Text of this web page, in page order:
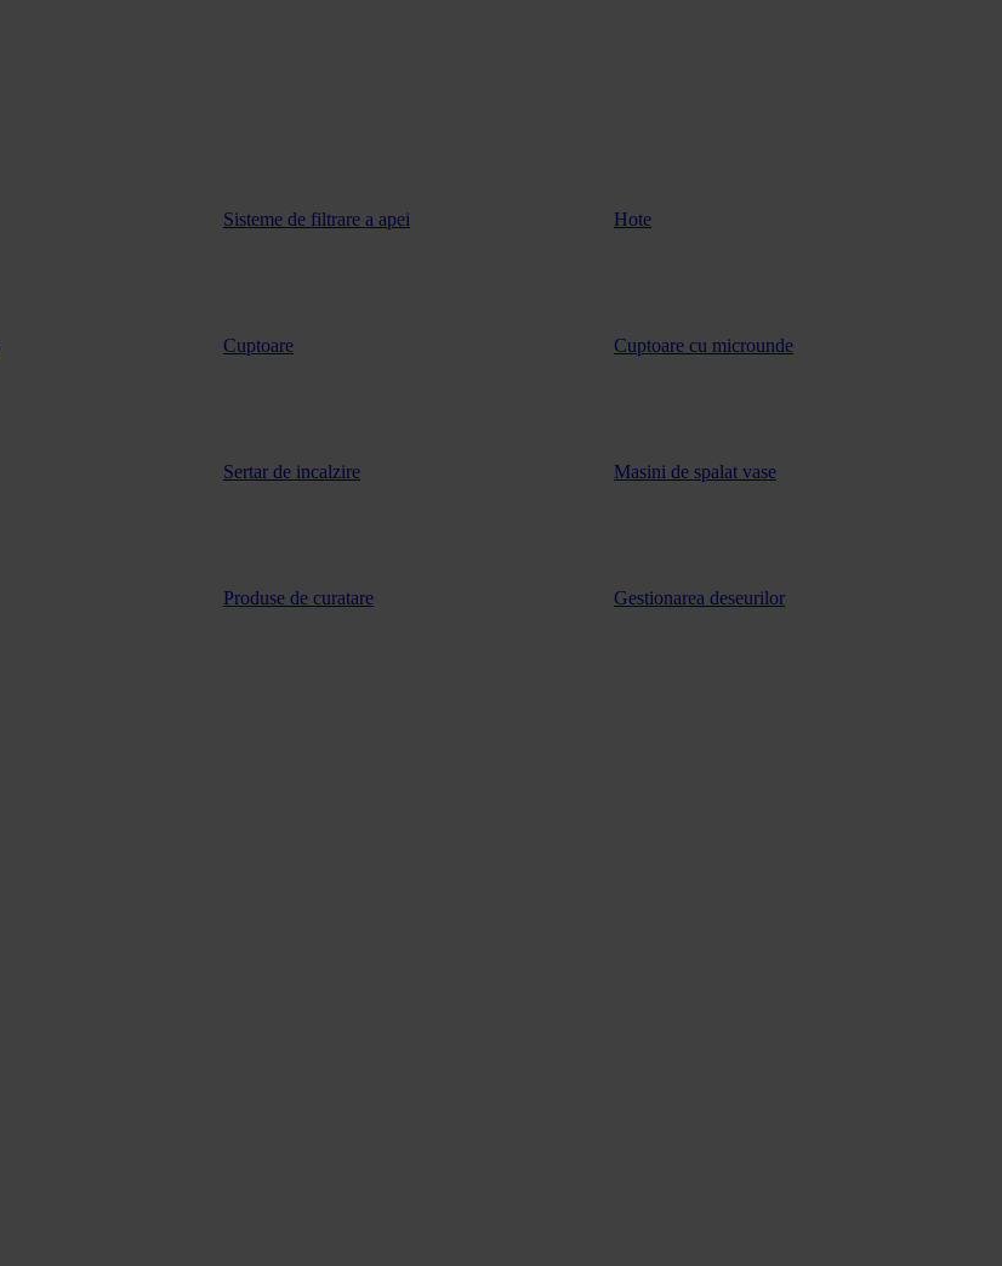
Sisteme de filtrare a apei Hote
Cuptoare Cuptoare cu microunde
Sertar de incalzire Masini de spalat vase
Produse de curatare Gestionarea deseurilor